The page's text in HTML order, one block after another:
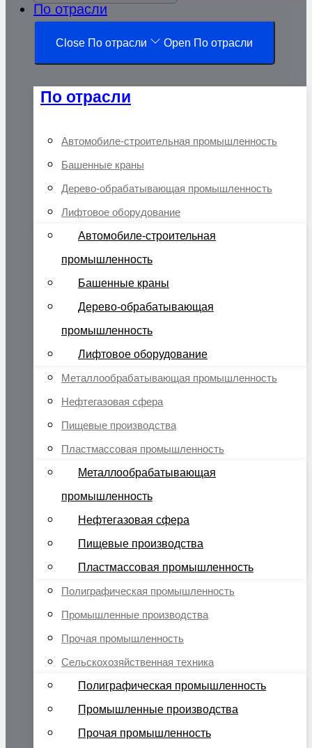
По отрасли
Close По отрасли Open По отрасли
По отрасли
Автомобиле-строительная промышленность
Башенные краны
Дерево-обрабатывающая промышленность
Лифтовое оборудование
Автомобиле-строительная
промышленность
Башенные краны
Дерево-обрабатывающая
промышленность
Лифтовое оборудование
Металлообрабатывающая промышленность
Нефтегазовая сфера
Пищевые производства
Пластмассовая промышленность
Металлообрабатывающая
промышленность
Нефтегазовая сфера
Пищевые производства
Пластмассовая промышленность
Полиграфическая промышленность
Промышленные производства
Прочая промышленность
Сельскохозяйственная техника
Полиграфическая промышленность
Промышленные производства
Прочая промышленность